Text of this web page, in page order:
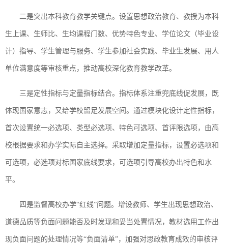
二是突出本科教育教学关键点。设置思想政治教育、教授为本科
生上课、生师比、生均课程门数、优势特色专业、学位论文（毕业设
计）指导、学生管理与服务、学生参加社会实践、毕业生发展、用人
单位满意度等审核重点，推动高校深化教育教学改革。
三是定性指标与定量指标结合。指标体系注重兜底线促发展，既
体现国家意志，又给学校留足发展空间。通过模块化设计定性指标，
首次设置统一必选项、类型必选项、特色可选项、首评限选项，由高
校根据要求和办学实际自主选择。采取增加定量指标，设置必选项和
可选项，必选项对标国家底线要求，可选项引导高校办出特色和水
平。
四是监督高校办学“红线”问题。增设教师、学生出现思想政治、
道德品质等负面问题能否及时发现和妥当处置情况，教材选用工作出
现负面问题的处理情况等“负面清单”，加强对思政教育成效的审核评